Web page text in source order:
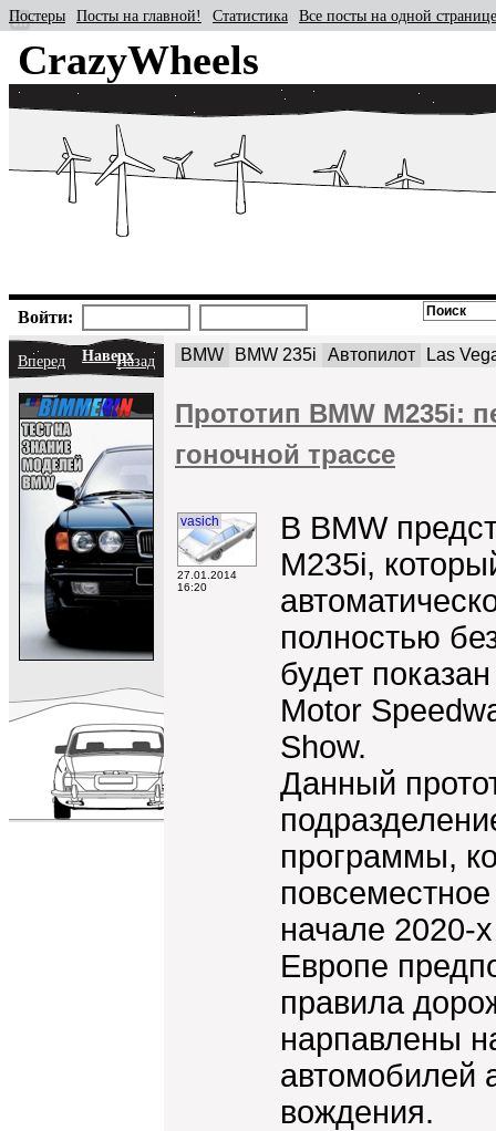
CrazyWheels
Постеры Посты на главной! Статистика Все посты на одной странице
Войти:
Вперед НаверхНазад BMW BMW 235i Автопилот Las
Прототип BMW M235i:
гоночной трассе
vasich
27.01.2014
16:20
В BMW
M235i,
полностью
будет
Motor
Show.
Данный
программы,
начале 2020-
Европе
правила
нарпавлены
автомобилей
вождения.